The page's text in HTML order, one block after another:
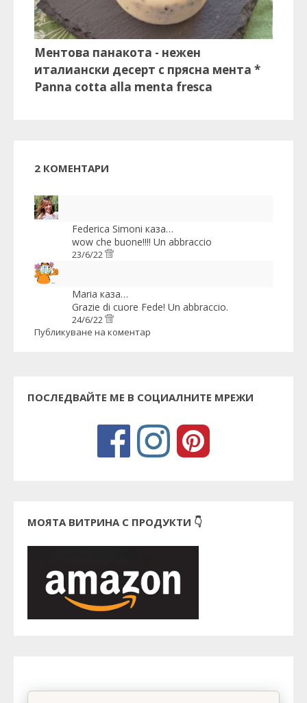
Ментова панакота - нежен
италиански десерт с прясна мента *
Panna cotta alla menta fresca
2 КОМЕНТАРИ
Federica Simoni каза…
wow che buone!!!! Un abbraccio
23/6/22
Maria каза…
Grazie di cuore Fede! Un abbraccio.
24/6/22
Публикуване на коментар
ПОСЛЕДВАЙТЕ МЕ В СОЦИАЛНИТЕ МРЕЖИ
МОЯТА ВИТРИНА С ПРОДУКТИ 👇